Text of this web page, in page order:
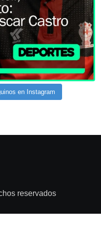
en Instagram
reservados